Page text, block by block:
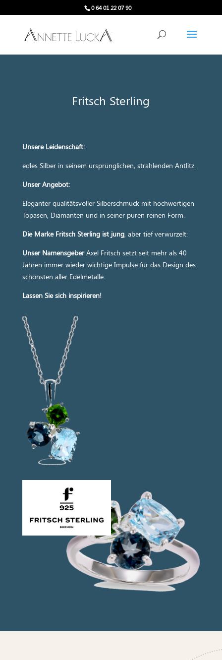
0 64 01 22 07 90
Fritsch Sterling
Unsere Leidenschaft:
edles Silber in seinem ursprünglichen, strahlenden Antlitz.
Unser Angebot:
Eleganter qualitätsvoller Silberschmuck mit hochwertigen
Topasen, Diamanten und in seiner puren reinen Form.
Die Marke Fritsch Sterling ist jung, aber tief verwurzelt:
Unser NamensgeberAxel Fritsch setzt seit mehr als 40
Jahren immer wieder wichtige Impulse für das Design des
schönsten aller Edelmetalle.
Lassen Sie sich inspirieren!